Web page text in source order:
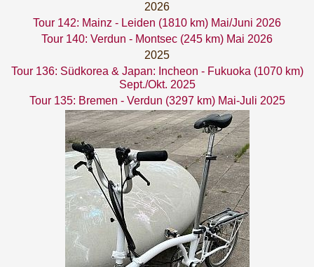
2026
Tour 142: Mainz - Leiden (1810 km) Mai/Juni 2026
Tour 140: Verdun - Montsec (245 km) Mai 2026
2025
Tour 136: Südkorea & Japan: Incheon - Fukuoka (1070 km)
Sept./Okt. 2025
Tour 135: Bremen - Verdun (3297 km) Mai-Juli 2025